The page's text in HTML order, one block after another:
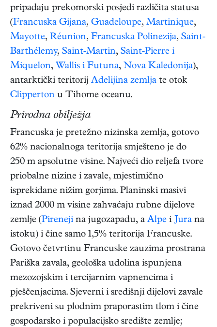
pripadaju prekomorski posjedi različita statusa
(Francuska Gijana, Guadeloupe, Martinique,
Mayotte, Réunion, Francuska Polinezija, Saint-
Barthélemy, Saint-Martin, Saint-Pierre i
Miquelon, Wallis i Futuna, Nova Kaledonija),
antarktički teritorij Adelijina zemlja te otok
Clipperton u Tihome oceanu.
Prirodna obilježja
Francuska je pretežno nizinska zemlja, gotovo
62% nacionalnoga teritorija smješteno je do
250 m apsolutne visine. Najveći dio reljefa tvore
priobalne nizine i zavale, mjestimično
isprekidane nižim gorjima. Planinski masivi
iznad 2000 m visine zahvaćaju rubne dijelove
zemlje (Pireneji na jugozapadu, a Alpe i Jura na
istoku) i čine samo 1,5% teritorija Francuske.
Gotovo četvrtinu Francuske zauzima prostrana
Pariška zavala, geološka udolina ispunjena
mezozojskim i tercijarnim vapnencima i
pješčenjacima. Sjeverni i središnji dijelovi zavale
prekriveni su plodnim praporastim tlom i čine
gospodarsko i populacijsko središte zemlje;